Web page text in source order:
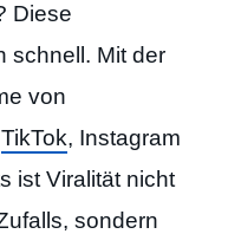
Diese
schnell. Mit der
von
TikTok, Instagram
ist Viralität nicht
sondern